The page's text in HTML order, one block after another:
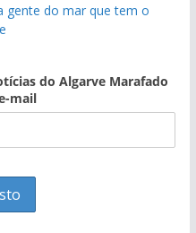
gente do mar que tem o
do Algarve Marafado
mail